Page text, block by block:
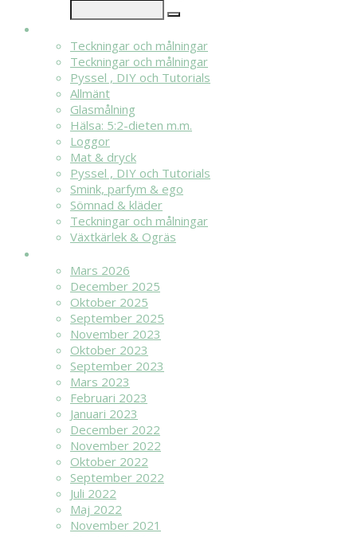
Teckningar och målningar
Teckningar och målningar
Pyssel , DIY och Tutorials
Allmänt
Glasmålning
Hälsa: 5:2-dieten m.m.
Loggor
Mat & dryck
Pyssel , DIY och Tutorials
Smink, parfym & ego
Sömnad & kläder
Teckningar och målningar
Växtkärlek & Ogräs
Mars 2026
December 2025
Oktober 2025
September 2025
November 2023
Oktober 2023
September 2023
Mars 2023
Februari 2023
Januari 2023
December 2022
November 2022
Oktober 2022
September 2022
Juli 2022
Maj 2022
November 2021